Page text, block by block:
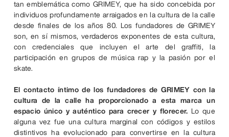
tan emblemática como GRIMEY, que ha sido concebida por
individuos profundamente arraigados en la cultura de la calle
desde finales de los años 80. Los fundadores de GRIMEY
son, en sí mismos, verdaderos exponentes de esta cultura,
con credenciales que incluyen el arte del graffiti, la
participación en grupos de música rap y la pasión por el
skate.
El contacto íntimo de los fundadores de GRIMEY con la
cultura de la calle ha proporcionado a esta marca un
espacio único y auténtico para crecer y florecer. Lo que
alguna vez fue una cultura marginal con códigos y estilos
distintivos ha evolucionado para convertirse en la cultura